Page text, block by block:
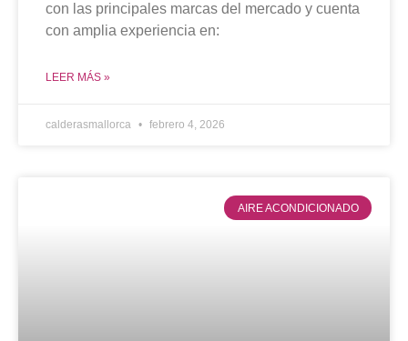
con las principales marcas del mercado y cuenta
con amplia experiencia en:
LEER MÁS »
calderasmallorca febrero 4, 2026
AIRE ACONDICIONADO